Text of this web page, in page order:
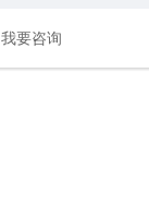
我要咨询